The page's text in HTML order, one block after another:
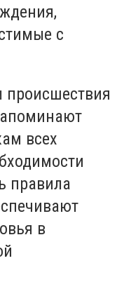
с
происшествия
всех
правила
в